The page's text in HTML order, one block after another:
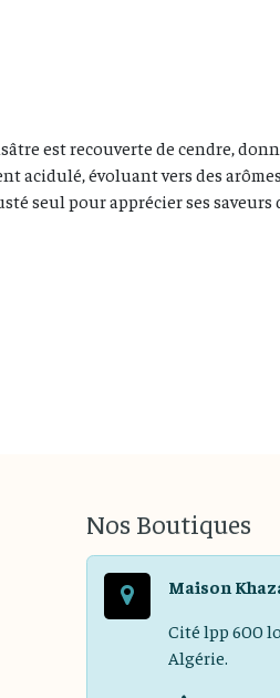
est recouverte de cendre,
acidulé, évoluant vers des
seul pour apprécier ses saveurs
Nos Boutiques
Maison
Cité lpp 600
Algérie.